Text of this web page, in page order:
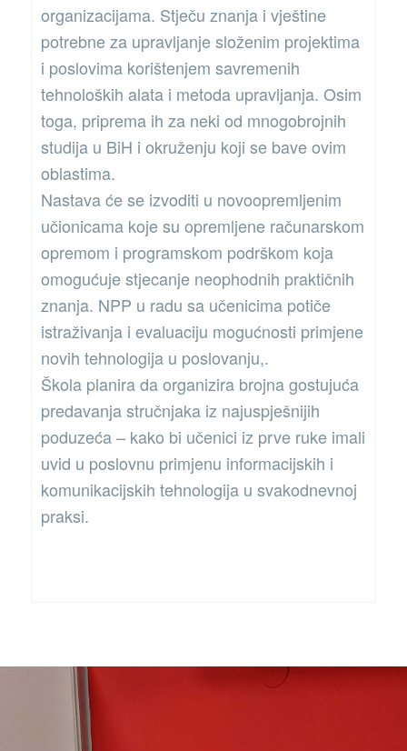
organizacijama. Stječu znanja i vještine
potrebne za upravljanje složenim projektima
i poslovima korištenjem savremenih
tehnoloških alata i metoda upravljanja. Osim
toga, priprema ih za neki od mnogobrojnih
studija u BiH i okruženju koji se bave ovim
oblastima.
Nastava će se izvoditi u novoopremljenim
učionicama koje su opremljene računarskom
opremom i programskom podrškom koja
omogućuje stjecanje neophodnih praktičnih
znanja. NPP u radu sa učenicima potiče
istraživanja i evaluaciju mogućnosti primjene
novih tehnologija u poslovanju,.
Škola planira da organizira brojna gostujuća
predavanja stručnjaka iz najuspješnijih
poduzeća – kako bi učenici iz prve ruke imali
uvid u poslovnu primjenu informacijskih i
komunikacijskih tehnologija u svakodnevnoj
praksi.